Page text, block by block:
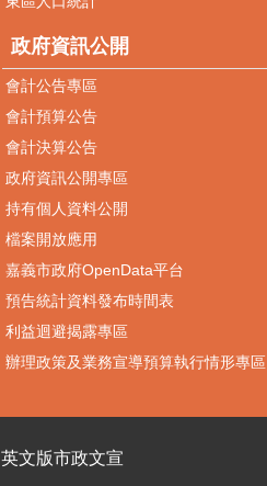
政府資訊公開
會計公告專區
會計預算公告
會計決算公告
政府資訊公開專區
持有個人資料公開
檔案開放應用
嘉義市政府OpenData平台
預告統計資料發布時間表
利益迴避揭露專區
辦理政策及業務宣導預算執行情形專區
英文版市政文宣